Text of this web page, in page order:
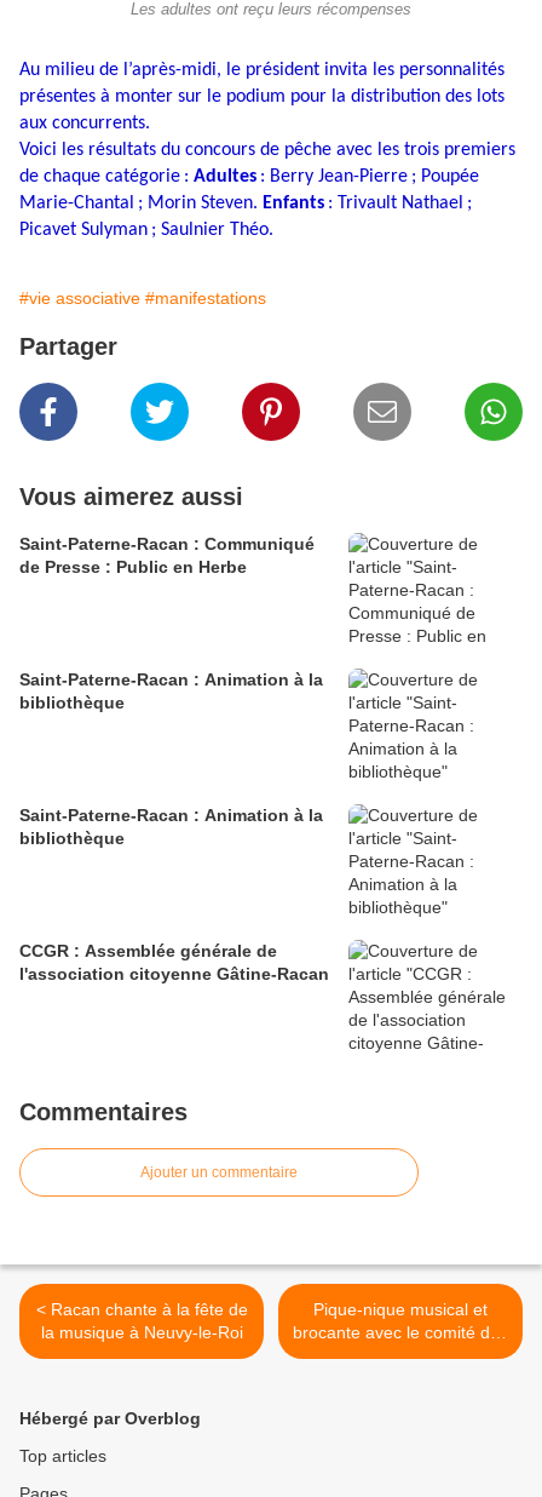
Les adultes ont reçu leurs récompenses
Au milieu de l’après-midi, le président invita les personnalités
présentes à monter sur le podium pour la distribution des lots
aux concurrents.
Voici les résultats du concours de pêche avec les trois premiers
de chaque catégorie : Adultes : Berry Jean-Pierre ; Poupée
Marie-Chantal ; Morin Steven. Enfants : Trivault Nathael ;
Picavet Sulyman ; Saulnier Théo.
#vie associative #manifestations
Partager
Vous aimerez aussi
Saint-Paterne-Racan : Communiqué
de Presse : Public en Herbe
Saint-Paterne-Racan : Animation à la
bibliothèque
Saint-Paterne-Racan : Animation à la
bibliothèque
CCGR : Assemblée générale de
l'association citoyenne Gâtine-Racan
Commentaires
Ajouter un commentaire
< Racan chante à la fête de
la musique à Neuvy-le-Roi
Pique-nique musical et
brocante avec le comité des
fêtes de Saint-Christophe-
Hébergé par Overblog
Top articles